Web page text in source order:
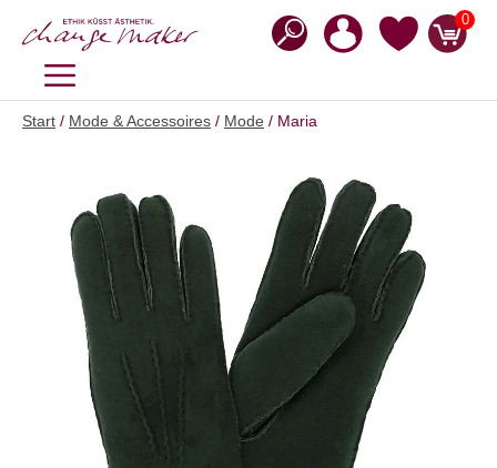
Inhalt
0
MENÜ
Start / Mode & Accessoires / Mode / Maria